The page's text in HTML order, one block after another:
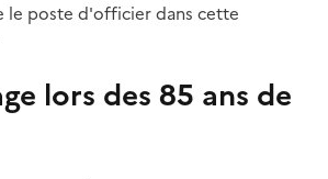
le poste d'officier dans cette
lors des 85 ans de